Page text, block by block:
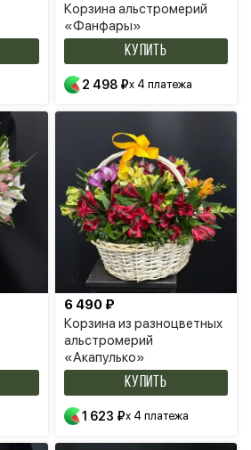
Корзина альстромерий
«Фанфары»
КУПИТЬ
2 498 ₽x 4 платежа
Корзина из разноцветных
альстромерий
«Акапулько»
6 490 ₽
КУПИТЬ
1 623 ₽x 4 платежа